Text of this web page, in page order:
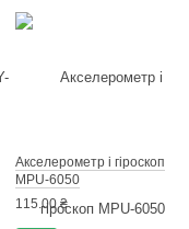
Акселерометр і гіроскоп
MPU-6050
115.00 ₴